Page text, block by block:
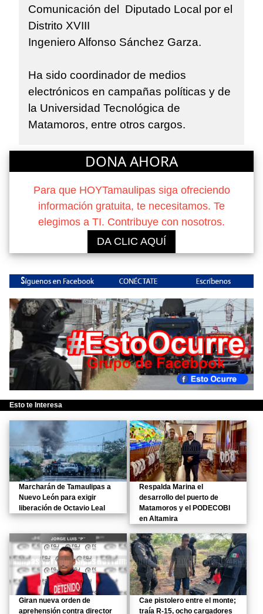
Comunicación del Diputado Local por el
Distrito XVIII
Ingeniero Alfonso Sánchez Garza.
Ha sido coordinador de medios
electrónicos en campañas políticas y de
la Universidad Tecnológica de
Matamoros, entre otros cargos.
DONA AHORA
Para que HOYTamaulipas siga ofreciendo
información gratuita, te necesitamos. Te
elegimos a TI. Contribuye con nosotros.
DA CLIC AQUÍ
Esto te Interesa
Marcharán de Tamaulipas a
Nuevo León para exigir
liberación de Octavio Leal
Respalda Marina el
desarrollo del puerto de
Matamoros y el PODECOBI
en Altamira
Giran nueva orden de
aprehensión contra director
Cae pistolero entre el monte;
traía R-15, ocho cargadores